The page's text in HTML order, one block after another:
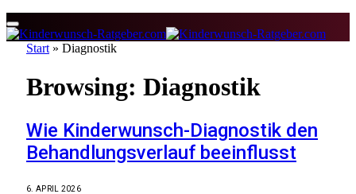
Start » Diagnostik
Browsing: Diagnostik
Wie Kinderwunsch-Diagnostik den
Behandlungsverlauf beeinflusst
6. APRIL 2026